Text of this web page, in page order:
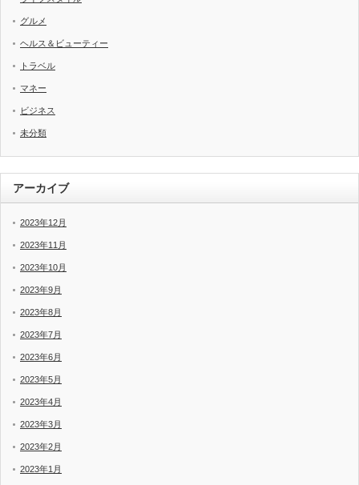
グルメ
ヘルス＆ビューティー
トラベル
マネー
ビジネス
未分類
アーカイブ
2023年12月
2023年11月
2023年10月
2023年9月
2023年8月
2023年7月
2023年6月
2023年5月
2023年4月
2023年3月
2023年2月
2023年1月